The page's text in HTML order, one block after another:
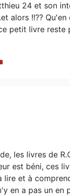
24 et son
alors !!??
petit livre
les livres de
est béni, ces
lire et à
en a pas un en